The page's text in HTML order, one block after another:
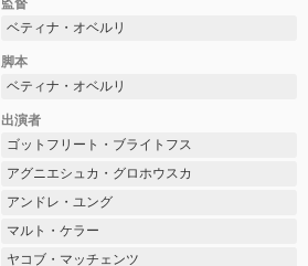
ベティナ・オベルリ
脚本
ベティナ・オベルリ
出演者
ゴットフリート・ブライトフス
アグニエシュカ・グロホウスカ
アンドレ・ユング
マルト・ケラー
ヤコブ・マッチェンツ